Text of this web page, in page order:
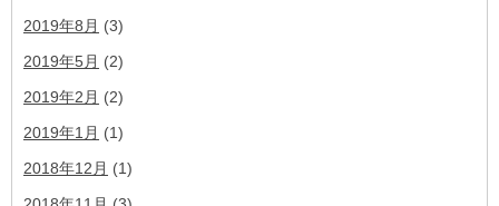
2019年8月 (3)
2019年5月 (2)
2019年2月 (2)
2019年1月 (1)
2018年12月 (1)